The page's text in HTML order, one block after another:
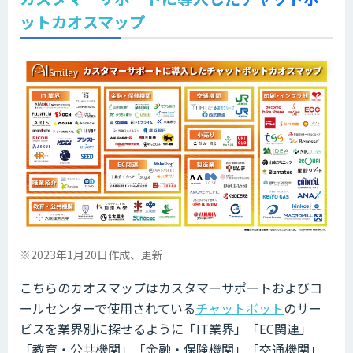
ットカオスマップ
※2023年1月20日作成、更新
こちらのカオスマップはカスタマーサポートおよびコ
ールセンターで使用されているチャットボットのサー
ビスを業界別に探せるように「IT業界」「EC関連」
「教育・公共機関」「金融・保険機関」「交通機関」